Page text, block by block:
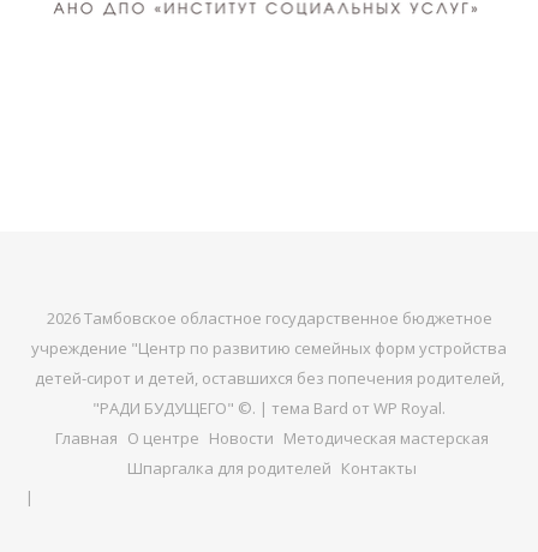
2026 Тамбовское областное государственное бюджетное
учреждение "Центр по развитию семейных форм устройства
детей-сирот и детей, оставшихся без попечения родителей,
"РАДИ БУДУЩЕГО" ©. | тема Bard от WP Royal.
Главная О центре Новости Методическая мастерская
Шпаргалка для родителей Контакты